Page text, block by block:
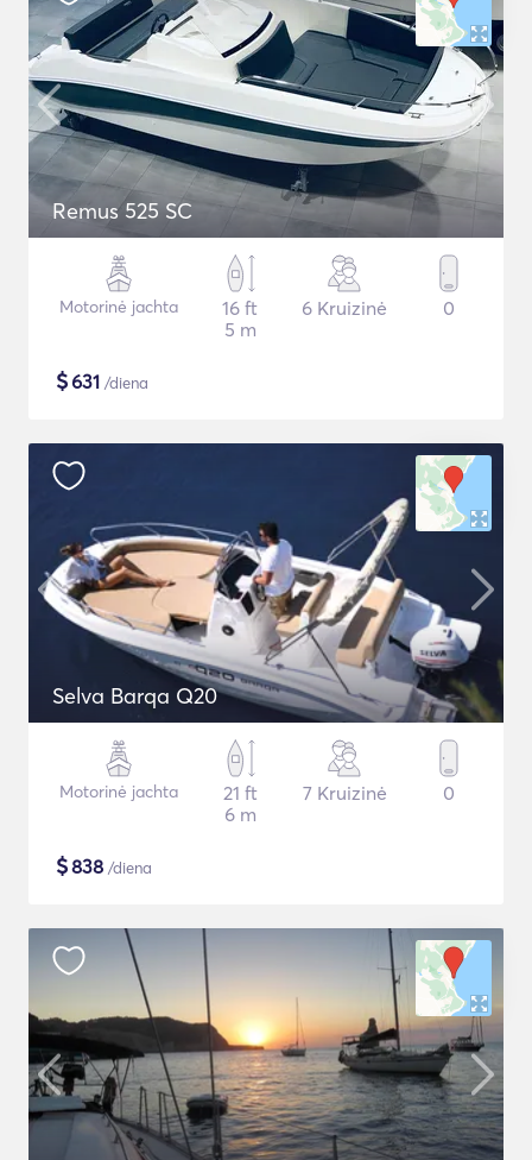
Remus 525 SC
Motorinė jachta
16 ft
5 m
6 Kruizinė 0
$631 /diena
Selva Barqa Q20
Motorinė jachta
21 ft
6 m
7 Kruizinė 0
$838 /diena